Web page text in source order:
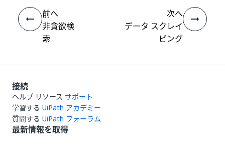
前へ
非貪欲検
索
次へ
データ スクレイ
ピング
接続
ヘルプ リソース サポート
学習する UiPath アカデミー
質問する UiPath フォーラム
最新情報を取得